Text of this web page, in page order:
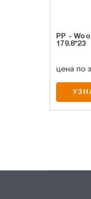
PP -
179.8*23
цена по